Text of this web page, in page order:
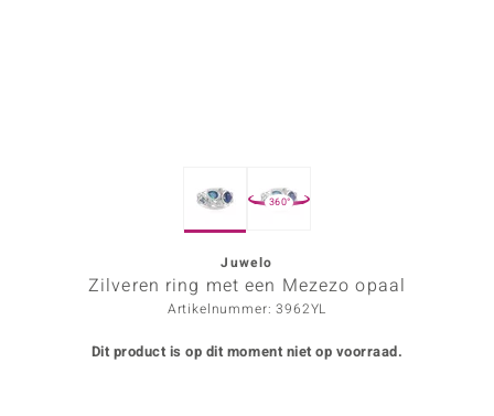
360°
Juwelo
Zilveren ring met een Mezezo opaal
Artikelnummer: 3962YL
Dit product is op dit moment niet op voorraad.